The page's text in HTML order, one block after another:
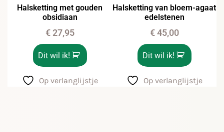
Halsketting met gouden
obsidiaan
€27,95
Dit wil ik!
Op verlanglijstje
Halsketting van bloem-agaat
edelstenen
€45,00
Dit wil ik!
Op verlanglijstje